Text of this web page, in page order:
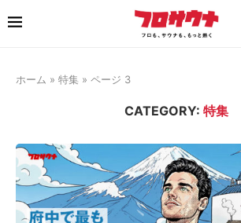
ホーム » 特集 » ページ 3
CATEGORY: 特集